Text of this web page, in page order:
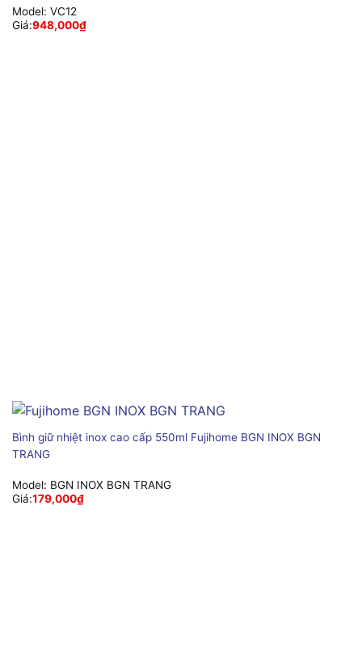
Model: VC12
Giá:948,000₫
Bình giữ nhiệt inox cao cấp 550ml Fujihome BGN INOX BGN
TRANG
Model: BGN INOX BGN TRANG
Giá:179,000₫